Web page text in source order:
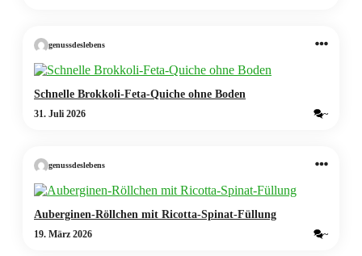
genussdeslebens
Schnelle Brokkoli-Feta-Quiche ohne Boden
31. Juli 2026 ~
genussdeslebens
Auberginen-Röllchen mit Ricotta-Spinat-Füllung
19. März 2026 ~